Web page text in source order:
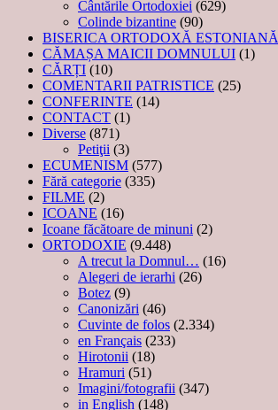
Cântările Ortodoxiei (629)
Colinde bizantine (90)
BISERICA ORTODOXĂ ESTONIANĂ
CĂMAȘA MAICII DOMNULUI (1)
CĂRȚI (10)
COMENTARII PATRISTICE (25)
CONFERINTE (14)
CONTACT (1)
Diverse (871)
Petiţii (3)
ECUMENISM (577)
Fără categorie (335)
FILME (2)
ICOANE (16)
Icoane făcătoare de minuni (2)
ORTODOXIE (9.448)
A trecut la Domnul… (16)
Alegeri de ierarhi (26)
Botez (9)
Canonizări (46)
Cuvinte de folos (2.334)
en Français (233)
Hirotonii (18)
Hramuri (51)
Imagini/fotografii (347)
in English (148)